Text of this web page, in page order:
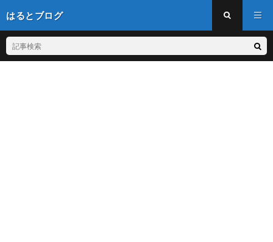
はるとブログ